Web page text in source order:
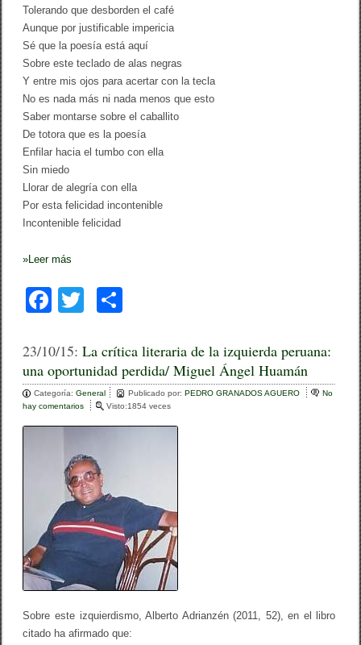
Tolerando que desborden el café
Aunque por justificable impericia
Sé que la poesía está aquí
Sobre este teclado de alas negras
Y entre mis ojos para acertar con la tecla
No es nada más ni nada menos que esto
Saber montarse sobre el caballito
De totora que es la poesía
Enfilar hacia el tumbo con ella
Sin miedo
Llorar de alegría con ella
Por esta felicidad incontenible
Incontenible felicidad
»Leer más
F
c
e
b
o
k
tt
er
m
p
ar
tir
23/10/15:La crítica literaria de la izquierda peruana:
una oportunidad perdida/ Miguel Ángel Huamán
Categoría:General Publicado por:PEDRO GRANADOS AGUERO
No
hay comentarios
c
r
í
t
i
c
a
e
a
i
Visto:1854 veces
Sobre este izquierdismo, Alberto Adrianzén (2011, 52), en el libro
citado ha afirmado que: